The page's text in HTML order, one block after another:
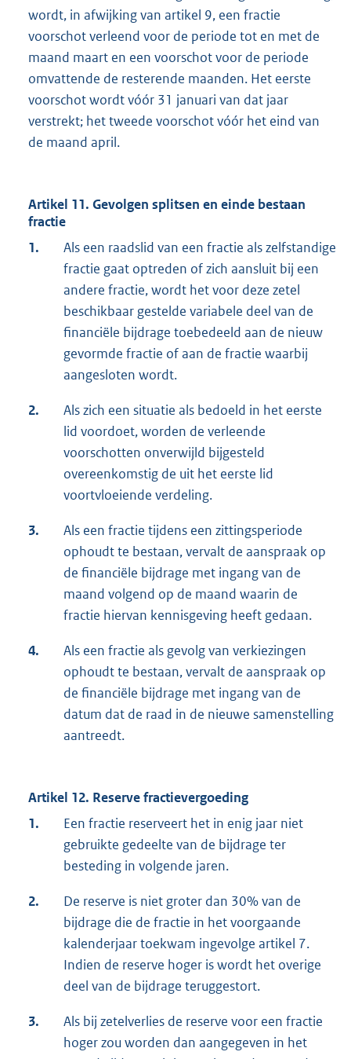
wordt, in afwijking van artikel 9, een fractie
voorschot verleend voor de periode tot en met de
maand maart en een voorschot voor de periode
omvattende de resterende maanden. Het eerste
voorschot wordt vóór 31 januari van dat jaar
verstrekt; het tweede voorschot vóór het eind van
de maand april.
Artikel 11. Gevolgen splitsen en einde bestaan
fractie
1.
Als een raadslid van een fractie als zelfstandige
fractie gaat optreden of zich aansluit bij een
andere fractie, wordt het voor deze zetel
beschikbaar gestelde variabele deel van de
financiële bijdrage toebedeeld aan de nieuw
gevormde fractie of aan de fractie waarbij
aangesloten wordt.
2.
Als zich een situatie als bedoeld in het eerste
lid voordoet, worden de verleende
voorschotten onverwijld bijgesteld
overeenkomstig de uit het eerste lid
voortvloeiende verdeling.
3.
Als een fractie tijdens een zittingsperiode
ophoudt te bestaan, vervalt de aanspraak op
de financiële bijdrage met ingang van de
maand volgend op de maand waarin de
fractie hiervan kennisgeving heeft gedaan.
4.
Als een fractie als gevolg van verkiezingen
ophoudt te bestaan, vervalt de aanspraak op
de financiële bijdrage met ingang van de
datum dat de raad in de nieuwe samenstelling
aantreedt.
Artikel 12. Reserve fractievergoeding
1.
Een fractie reserveert het in enig jaar niet
gebruikte gedeelte van de bijdrage ter
besteding in volgende jaren.
2.
De reserve is niet groter dan 30% van de
bijdrage die de fractie in het voorgaande
kalenderjaar toekwam ingevolge artikel 7.
Indien de reserve hoger is wordt het overige
deel van de bijdrage teruggestort.
3.
Als bij zetelverlies de reserve voor een fractie
hoger zou worden dan aangegeven in het